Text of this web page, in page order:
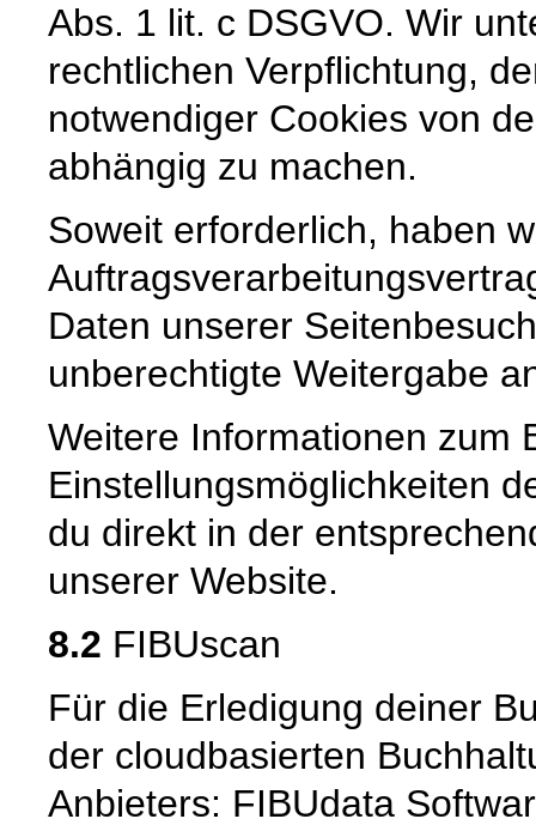
Abs. 1 lit. c DSGVO. Wir
rechtlichen Verpflichtung,
notwendiger Cookies von
abhängig zu machen.
Soweit erforderlich, haben
Daten unserer
unberechtigte Weitergabe
Weitere Informationen zum
Einstellungsmöglichkeiten
du direkt in der
unserer Website.
8.2 FIBUscan
Für die Erledigung deiner
der cloudbasierten
Anbieters: FIBUdata